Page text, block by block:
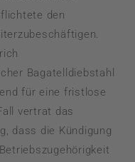
den
Bagatelldiebstahl
für eine fristlose
vertrat das
dass die Kündigung